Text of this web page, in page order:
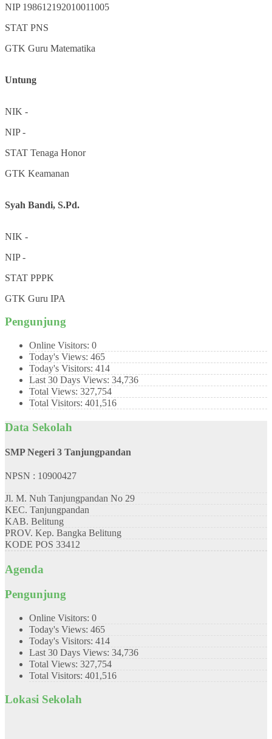
NIP 198612192010011005
STAT PNS
GTK Guru Matematika
Untung
NIK -
NIP-
STAT Tenaga Honor
GTK Keamanan
Syah Bandi, S.Pd.
NIK -
NIP-
STAT PPPK
GTK Guru IPA
Pengunjung
Online Visitors: 0
Today's Views: 465
Today's Visitors: 414
Last 30 Days Views: 34,736
Total Views: 327,754
Total Visitors: 401,516
Data Sekolah
SMP Negeri 3 Tanjungpandan
NPSN : 10900427
Jl. M. Nuh Tanjungpandan No 29
KEC. Tanjungpandan
KAB. Belitung
PROV. Kep. Bangka Belitung
KODE POS 33412
Agenda
Pengunjung
Online Visitors: 0
Today's Views: 465
Today's Visitors: 414
Last 30 Days Views: 34,736
Total Views: 327,754
Total Visitors: 401,516
Lokasi Sekolah